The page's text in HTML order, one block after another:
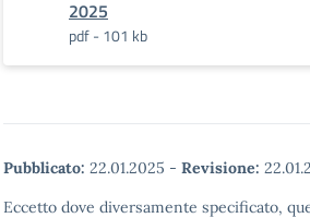
2025
pdf - 101 kb
Pubblicato: 22.01.2025 - Revisione:
Eccetto dove diversamente specificato,